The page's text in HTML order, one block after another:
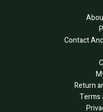
Contact
Return
Terms